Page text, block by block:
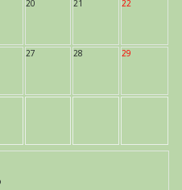
20 21 22
27 28 29